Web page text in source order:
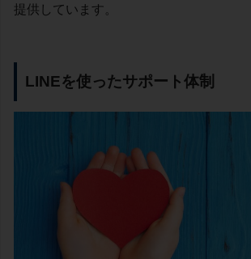
提供しています。
LINEを使ったサポート体制